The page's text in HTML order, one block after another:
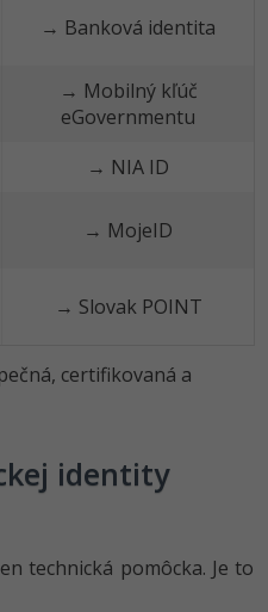
→ Banková identita
→ Mobilný kľúč
eGovernmentu
→ NIA ID
→ MojeID
→ Slovak POINT
certifikovaná a
identity
technická pomôcka. Je to